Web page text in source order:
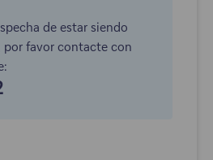
de estar siendo
por favor contacte con